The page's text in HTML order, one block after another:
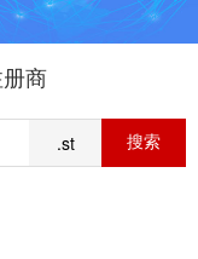
商
.st